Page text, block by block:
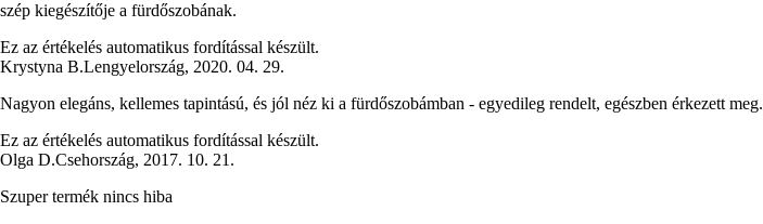
szép kiegészítője a fürdőszobának.
Ez az értékelés automatikus fordítással készült.
Krystyna B.Lengyelország, 2020. 04. 29.
Nagyon elegáns, kellemes tapintású, és jól néz ki a fürdőszobámban - egyedileg rendelt, egészben érkezett meg.
Ez az értékelés automatikus fordítással készült.
Olga D.Csehország, 2017. 10. 21.
Szuper termék nincs hiba